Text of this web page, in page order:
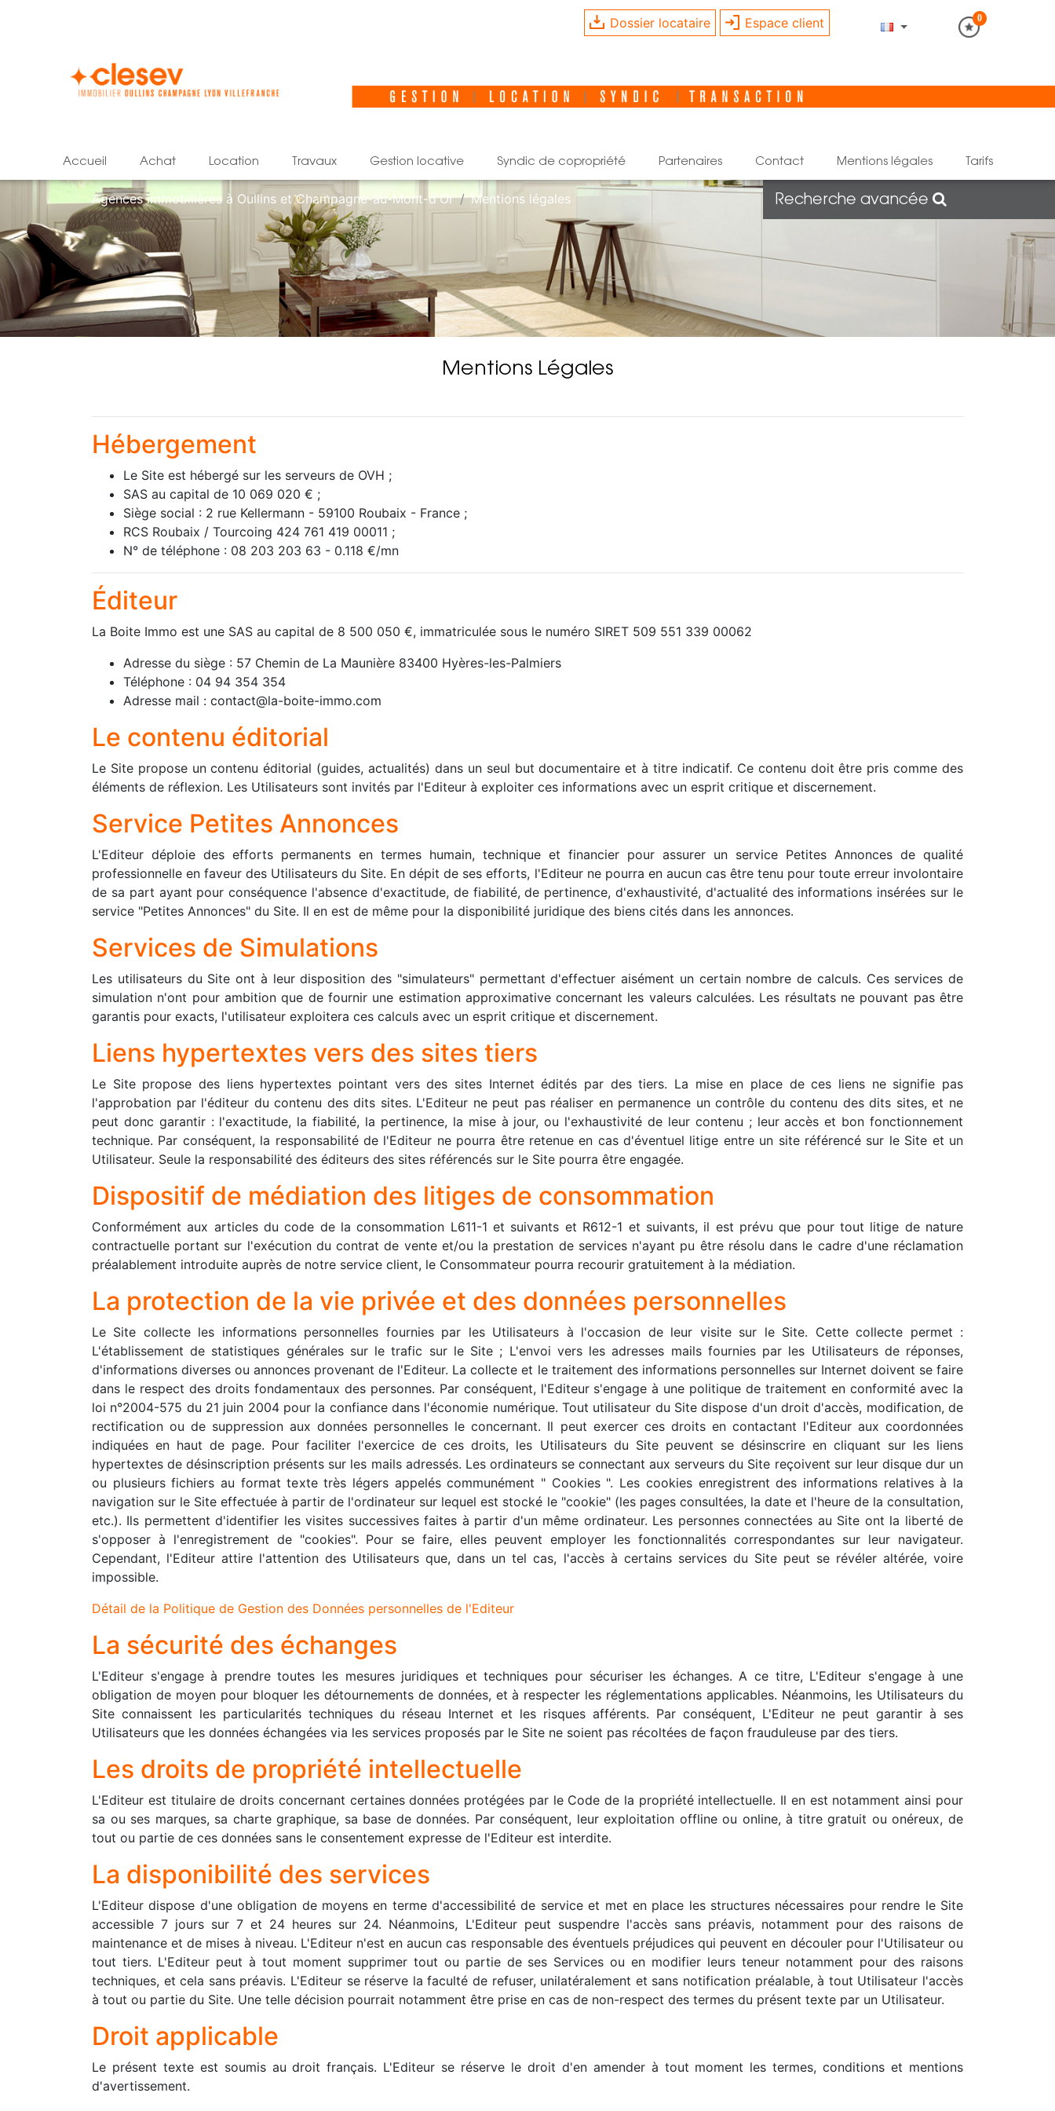
Dossier locataire Espace client 0
accueil achat location travaux gestion locative syndic de copropriété partenaires contact mentions légales tarifs
Agences immobilières à Oullins et Champagne-au-Mont-d'Or Mentions légales Recherche avancée
Mentions Légales
Hébergement
Le Site est hébergé sur les serveurs de OVH ;
SAS au capital de 10 069 020 € ;
Siège social : 2 rue Kellermann - 59100 Roubaix - France ;
RCS Roubaix / Tourcoing 424 761 419 00011 ;
N° de téléphone : 08 203 203 63 - 0.118 €/mn
Éditeur
La Boite Immo est une SAS au capital de 8 500 050 €, immatriculée sous le numéro SIRET 509 551 339 00062
Adresse du siège : 57 Chemin de La Maunière 83400 Hyères-les-Palmiers
Téléphone : 04 94 354 354
Adresse mail : contact@la-boite-immo.com
Le contenu éditorial
Le Site propose un contenu éditorial (guides, actualités) dans un seul but documentaire et à titre indicatif. Ce contenu doit être pris comme des
éléments de réflexion. Les Utilisateurs sont invités par l'Editeur à exploiter ces informations avec un esprit critique et discernement.
Service Petites Annonces
L'Editeur déploie des efforts permanents en termes humain, technique et financier pour assurer un service Petites Annonces de qualité
professionnelle en faveur des Utilisateurs du Site. En dépit de ses efforts, l'Editeur ne pourra en aucun cas être tenu pour toute erreur involontaire
de sa part ayant pour conséquence l'absence d'exactitude, de fiabilité, de pertinence, d'exhaustivité, d'actualité des informations insérées sur le
service "Petites Annonces" du Site. Il en est de même pour la disponibilité juridique des biens cités dans les annonces.
Services de Simulations
Les utilisateurs du Site ont à leur disposition des "simulateurs" permettant d'effectuer aisément un certain nombre de calculs. Ces services de
simulation n'ont pour ambition que de fournir une estimation approximative concernant les valeurs calculées. Les résultats ne pouvant pas être
garantis pour exacts, l'utilisateur exploitera ces calculs avec un esprit critique et discernement.
Liens hypertextes vers des sites tiers
Le Site propose des liens hypertextes pointant vers des sites Internet édités par des tiers. La mise en place de ces liens ne signifie pas
l'approbation par l'éditeur du contenu des dits sites. L'Editeur ne peut pas réaliser en permanence un contrôle du contenu des dits sites, et ne
peut donc garantir : l'exactitude, la fiabilité, la pertinence, la mise à jour, ou l'exhaustivité de leur contenu ; leur accès et bon fonctionnement
technique. Par conséquent, la responsabilité de l'Editeur ne pourra être retenue en cas d'éventuel litige entre un site référencé sur le Site et un
Utilisateur. Seule la responsabilité des éditeurs des sites référencés sur le Site pourra être engagée.
Dispositif de médiation des litiges de consommation
Conformément aux articles du code de la consommation L611-1 et suivants et R612-1 et suivants, il est prévu que pour tout litige de nature
contractuelle portant sur l'exécution du contrat de vente et/ou la prestation de services n'ayant pu être résolu dans le cadre d'une réclamation
préalablement introduite auprès de notre service client, le Consommateur pourra recourir gratuitement à la médiation.
La protection de la vie privée et des données personnelles
Le Site collecte les informations personnelles fournies par les Utilisateurs à l'occasion de leur visite sur le Site. Cette collecte permet :
L'établissement de statistiques générales sur le trafic sur le Site ; L'envoi vers les adresses mails fournies par les Utilisateurs de réponses,
d'informations diverses ou annonces provenant de l'Editeur. La collecte et le traitement des informations personnelles sur Internet doivent se faire
dans le respect des droits fondamentaux des personnes. Par conséquent, l'Editeur s'engage à une politique de traitement en conformité avec la
loi n°2004-575 du 21 juin 2004 pour la confiance dans l'économie numérique. Tout utilisateur du Site dispose d'un droit d'accès, modification, de
rectification ou de suppression aux données personnelles le concernant. Il peut exercer ces droits en contactant l'Editeur aux coordonnées
indiquées en haut de page. Pour faciliter l'exercice de ces droits, les Utilisateurs du Site peuvent se désinscrire en cliquant sur les liens
hypertextes de désinscription présents sur les mails adressés. Les ordinateurs se connectant aux serveurs du Site reçoivent sur leur disque dur un
ou plusieurs fichiers au format texte très légers appelés communément " Cookies ". Les cookies enregistrent des informations relatives à la
navigation sur le Site effectuée à partir de l'ordinateur sur lequel est stocké le "cookie" (les pages consultées, la date et l'heure de la consultation,
etc.). Ils permettent d'identifier les visites successives faites à partir d'un même ordinateur. Les personnes connectées au Site ont la liberté de
s'opposer à l'enregistrement de "cookies". Pour se faire, elles peuvent employer les fonctionnalités correspondantes sur leur navigateur.
Cependant, l'Editeur attire l'attention des Utilisateurs que, dans un tel cas, l'accès à certains services du Site peut se révéler altérée, voire
impossible.
Détail de la Politique de Gestion des Données personnelles de l'Editeur
La sécurité des échanges
L'Editeur s'engage à prendre toutes les mesures juridiques et techniques pour sécuriser les échanges. A ce titre, L'Editeur s'engage à une
obligation de moyen pour bloquer les détournements de données, et à respecter les réglementations applicables. Néanmoins, les Utilisateurs du
Site connaissent les particularités techniques du réseau Internet et les risques afférents. Par conséquent, L'Editeur ne peut garantir à ses
Utilisateurs que les données échangées via les services proposés par le Site ne soient pas récoltées de façon frauduleuse par des tiers.
Les droits de propriété intellectuelle
L'Editeur est titulaire de droits concernant certaines données protégées par le Code de la propriété intellectuelle. Il en est notamment ainsi pour
sa ou ses marques, sa charte graphique, sa base de données. Par conséquent, leur exploitation offline ou online, à titre gratuit ou onéreux, de
tout ou partie de ces données sans le consentement expresse de l'Editeur est interdite.
La disponibilité des services
L'Editeur dispose d'une obligation de moyens en terme d'accessibilité de service et met en place les structures nécessaires pour rendre le Site
accessible 7 jours sur 7 et 24 heures sur 24. Néanmoins, L'Editeur peut suspendre l'accès sans préavis, notamment pour des raisons de
maintenance et de mises à niveau. L'Editeur n'est en aucun cas responsable des éventuels préjudices qui peuvent en découler pour l'Utilisateur ou
tout tiers. L'Editeur peut à tout moment supprimer tout ou partie de ses Services ou en modifier leurs teneur notamment pour des raisons
techniques, et cela sans préavis. L'Editeur se réserve la faculté de refuser, unilatéralement et sans notification préalable, à tout Utilisateur l'accès
à tout ou partie du Site. Une telle décision pourrait notamment être prise en cas de non-respect des termes du présent texte par un Utilisateur.
Droit applicable
Le présent texte est soumis au droit français. L'Editeur se réserve le droit d'en amender à tout moment les termes, conditions et mentions
d'avertissement.